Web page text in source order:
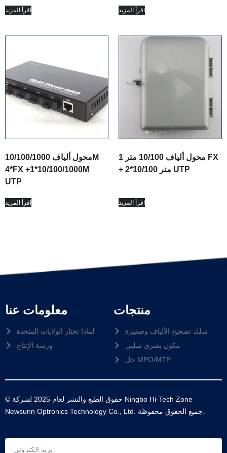
اقرأ المزيد اقرأ المزيد
محول ألياف 10/100/1000M
4*FX +1*10/100/1000M
UTP
اقرأ المزيد
محول ألياف 10/100 متر 1 FX
+ 2*10/100 متر UTP
اقرأ المزيد
معلومات عنا
لماذا تختار الولايات المتحدة
ورشة الإنتاج
منتجات
سلك تصحيح الألياف وضفيرة
مكون بصري سلبي
حل MPO/MTP
© حقوق الطبع والنشر لعام 2025 لشركة Ningbo Hi-Tech Zone